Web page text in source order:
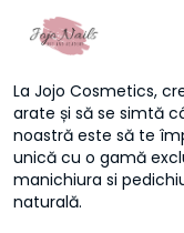
La Jojo Cosmetics,
arate și să se simtă
noastră este să te
unică cu o gamă
manichiura si
naturală.